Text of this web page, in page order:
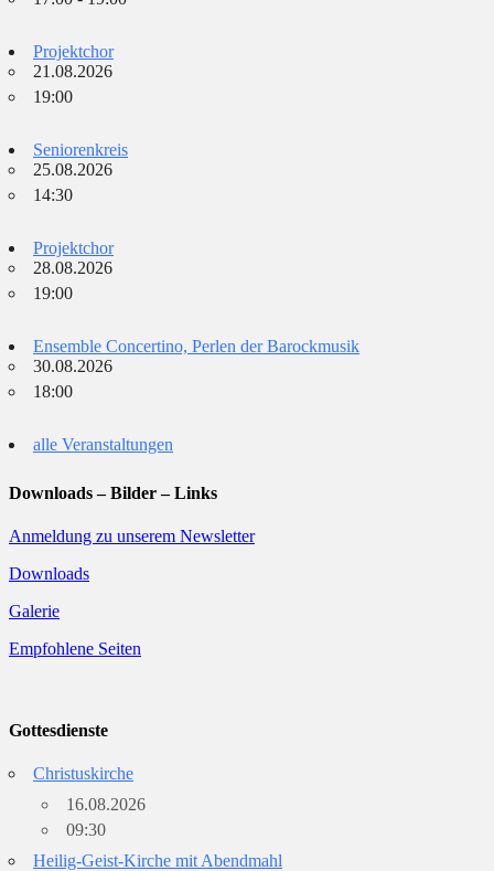
Projektchor
21.08.2026
19:00
Seniorenkreis
25.08.2026
14:30
Projektchor
28.08.2026
19:00
Ensemble Concertino, Perlen der Barockmusik
30.08.2026
18:00
alle Veranstaltungen
Downloads – Bilder – Links
Anmeldung zu unserem Newsletter
Downloads
Galerie
Empfohlene Seiten
Gottesdienste
Christuskirche
16.08.2026
09:30
Heilig-Geist-Kirche mit Abendmahl